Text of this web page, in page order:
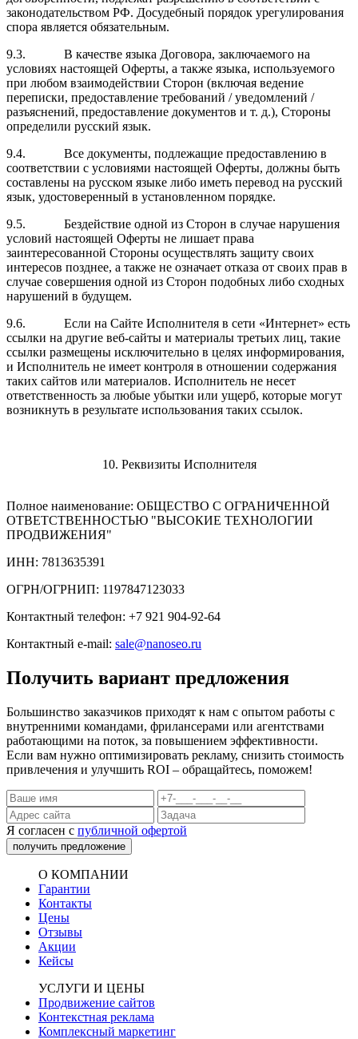
законодательством РФ. Досудебный порядок урегулирования
спора является обязательным.
9.3. В качестве языка Договора, заключаемого на
условиях настоящей Оферты, а также языка, используемого
при любом взаимодействии Сторон (включая ведение
переписки, предоставление требований / уведомлений /
разъяснений, предоставление документов и т. д.), Стороны
определили русский язык.
9.4. Все документы, подлежащие предоставлению в
соответствии с условиями настоящей Оферты, должны быть
составлены на русском языке либо иметь перевод на русский
язык, удостоверенный в установленном порядке.
9.5. Бездействие одной из Сторон в случае нарушения
условий настоящей Оферты не лишает права
заинтересованной Стороны осуществлять защиту своих
интересов позднее, а также не означает отказа от своих прав в
случае совершения одной из Сторон подобных либо сходных
нарушений в будущем.
9.6. Если на Сайте Исполнителя в сети «Интернет» есть
ссылки на другие веб-сайты и материалы третьих лиц, такие
ссылки размещены исключительно в целях информирования,
и Исполнитель не имеет контроля в отношении содержания
таких сайтов или материалов. Исполнитель не несет
ответственность за любые убытки или ущерб, которые могут
возникнуть в результате использования таких ссылок.
10. Реквизиты Исполнителя
Полное наименование: ОБЩЕСТВО С ОГРАНИЧЕННОЙ
ОТВЕТСТВЕННОСТЬЮ "ВЫСОКИЕ ТЕХНОЛОГИИ
ПРОДВИЖЕНИЯ"
ИНН: 7813635391
ОГРН/ОГРНИП: 1197847123033
Контактный телефон: +7 921 904-92-64
Контактный e-mail: sale@nanoseo.ru
Получить вариант предложения
Большинство заказчиков приходят к нам с опытом работы с
внутренними командами, фрилансерами или агентствами
работающими на поток, за повышением эффективности.
Если вам нужно оптимизировать рекламу, снизить стоимость
привлечения и улучшить ROI – обращайтесь, поможем!
Я согласен с публичной офертой
получить предложение
О КОМПАНИИ
Гарантии
Контакты
Цены
Отзывы
Акции
Кейсы
УСЛУГИ И ЦЕНЫ
Продвижение сайтов
Контекстная реклама
Комплексный маркетинг